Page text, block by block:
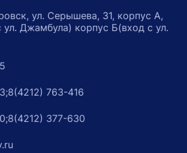
ул. Серышева, 31, корпус А,
Джамбула) корпус Б(вход с ул.
8(4212) 763-416
8(4212) 377-630